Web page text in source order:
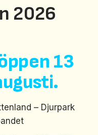
2026
13
– Djurpark